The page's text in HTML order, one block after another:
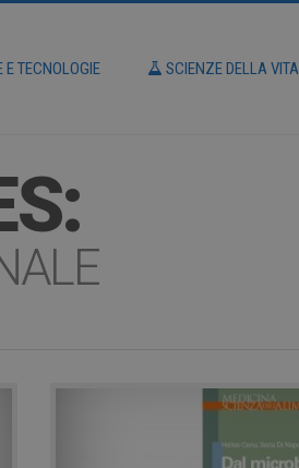
E TECNOLOGIE SCIENZE DELLA VITA